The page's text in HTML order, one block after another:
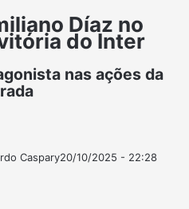
Díaz no
do Inter
nas ações da
CasparyFollow
Mande
20/10/2025 - 22:28